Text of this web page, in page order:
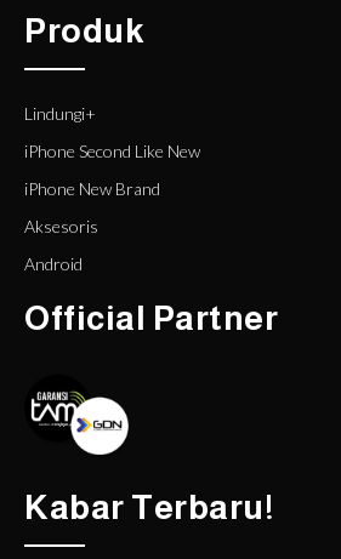
Produk
Lindungi+
iPhone Second Like New
iPhone New Brand
Aksesoris
Android
Official Partner
Kabar Terbaru!